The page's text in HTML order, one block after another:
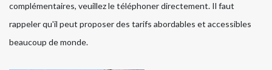
complémentaires, veuillez le téléphoner directement. Il faut
rappeler qu'il peut proposer des tarifs abordables et accessibles
beaucoup de monde.